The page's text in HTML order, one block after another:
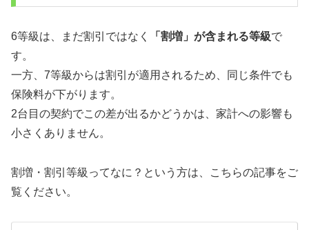
6等級は、まだ割引ではなく 「割増」が含まれる等級で
す。
一方、7等級からは割引が適用されるため、同じ条件でも
保険料が下がります。
2台目の契約でこの差が出るかどうかは、家計への影響も
小さくありません。
割増・割引等級ってなに？という方は、こちらの記事をご
覧ください。